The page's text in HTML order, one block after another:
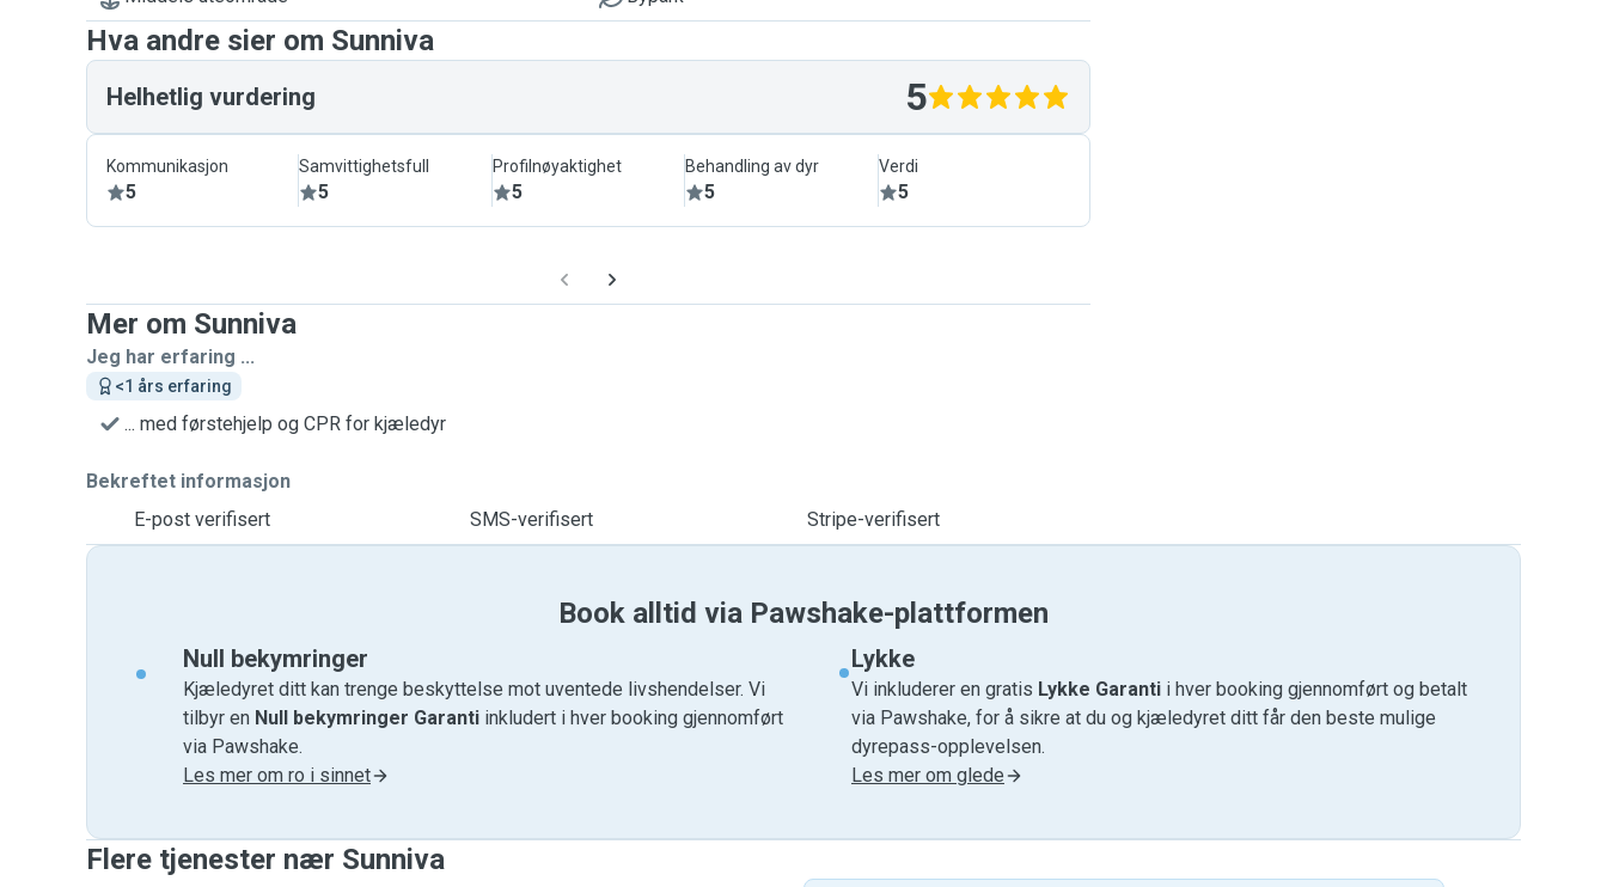
Hva andre sier om Sunniva
Helhetlig vurdering 5
Kommunikasjon
5
Samvittighetsfull
5
Profilnøyaktighet
5
Behandling av dyr
5
Verdi
5
Mer om Sunniva
Jeg har erfaring ...
<1 års erfaring
... med førstehjelp og CPR for kjæledyr
Bekreftet informasjon
E-post verifisert
SMS-verifisert Stripe-verifisert
Book alltid via Pawshake-plattformen
Null bekymringer
Kjæledyret ditt kan trenge beskyttelse mot uventede livshendelser. Vi
tilbyr en Null bekymringer Garanti inkludert i hver booking gjennomført
via Pawshake.
Les mer om ro i sinnet
Lykke
Vi inkluderer en gratis Lykke Garanti i hver booking gjennomført og betalt
via Pawshake, for å sikre at du og kjæledyret ditt får den beste mulige
dyrepass-opplevelsen.
Les mer om glede
Flere tjenester nær Sunniva